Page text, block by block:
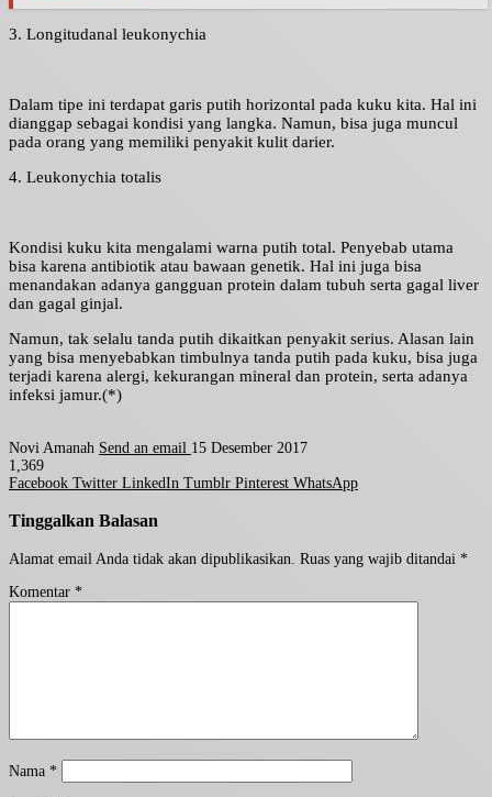
3. Longitudanal leukonychia
Dalam tipe ini terdapat garis putih horizontal pada kuku kita. Hal ini
dianggap sebagai kondisi yang langka. Namun, bisa juga muncul
pada orang yang memiliki penyakit kulit darier.
4. Leukonychia totalis
Kondisi kuku kita mengalami warna putih total. Penyebab utama
bisa karena antibiotik atau bawaan genetik. Hal ini juga bisa
menandakan adanya gangguan protein dalam tubuh serta gagal liver
dan gagal ginjal.
Namun, tak selalu tanda putih dikaitkan penyakit serius. Alasan lain
yang bisa menyebabkan timbulnya tanda putih pada kuku, bisa juga
terjadi karena alergi, kekurangan mineral dan protein, serta adanya
infeksi jamur.(*)
Novi Amanah Send an email 15 Desember 2017
1,369
Facebook Twitter LinkedIn Tumblr Pinterest WhatsApp
Tinggalkan Balasan
Alamat email Anda tidak akan dipublikasikan. Ruas yang wajib ditandai *
Komentar *
Nama *